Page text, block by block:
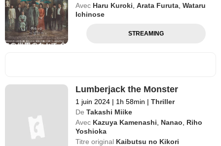
Avec Haru Kuroki ,Arata Furuta ,Wataru
Ichinose
STREAMING
Lumberjack the Monster
1 juin 2024 | 1h 58min | Thriller
De Takashi Miike
Avec Kazuya Kamenashi Nanao
Riho
Yoshioka
Titre original Kaibutsu no Kikori